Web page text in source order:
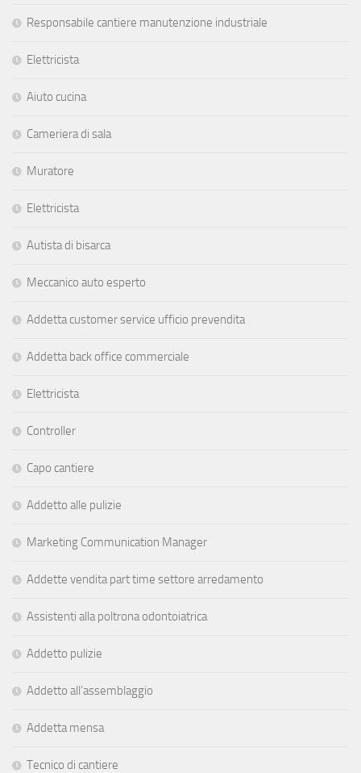
Responsabile cantiere manutenzione industriale
Elettricista
Aiuto cucina
Cameriera di sala
Muratore
Elettricista
Autista di bisarca
Meccanico auto esperto
Addetta customer service ufficio prevendita
Addetta back office commerciale
Elettricista
Controller
Capo cantiere
Addetto alle pulizie
Marketing Communication Manager
Addette vendita part time settore arredamento
Assistenti alla poltrona odontoiatrica
Addetto pulizie
Addetto all’assemblaggio
Addetta mensa
Tecnico di cantiere